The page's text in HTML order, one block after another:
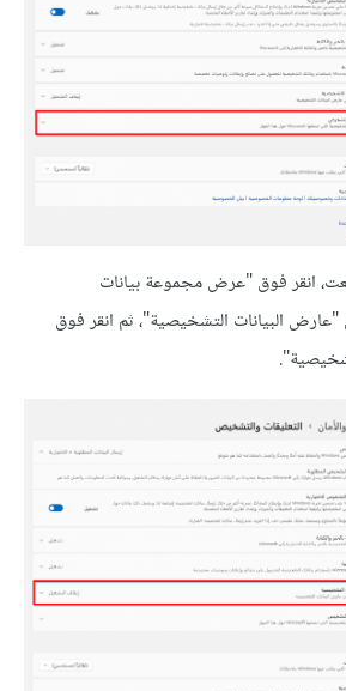
انقر فوق "عرض مجموعة بيانات
البيانات التشخيصية"، ثم انقر فوق